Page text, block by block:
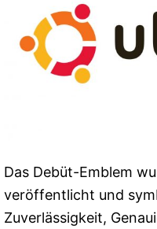
Das Debüt-Emblem
veröffentlicht und
Zuverlässigkeit,